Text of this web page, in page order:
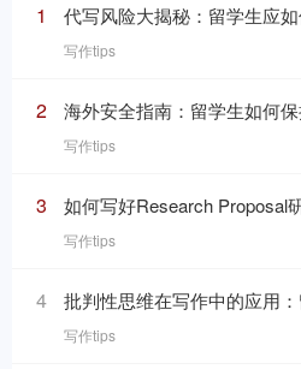
1 代写风险大揭秘：留学生应
写作tips
2 海外安全指南：留学生如何
写作tips
3 如何写好Research Proposal研究
写作tips
4 批判性思维在写作中的应用
写作tips